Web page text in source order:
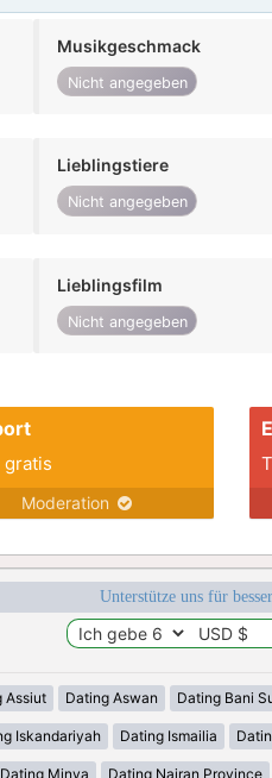
Musikgeschmack
Nicht angegeben
Lieblingstiere
Nicht angegeben
Lieblingsfilm
Nicht angegeben
gratis
Moderation
Unterstütze uns für
Assiut Dating Aswan Dating Bani
Iskandariyah Dating Ismailia
Dating Minya Dating Najran Province